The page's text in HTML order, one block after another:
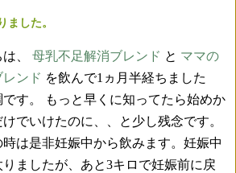
ました。
、 母乳不足解消ブレンド と ママの
ンド を飲んで1ヵ月半経ちました
です。 もっと早くに知ってたら始めか
けでいけたのに、、と少し残念です。
時は是非妊娠中から飲みます。妊娠中
りましたが、あと3キロで妊娠前に戻